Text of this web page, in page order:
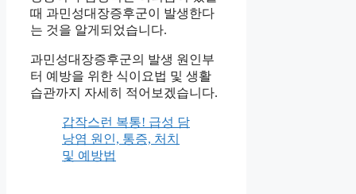
때 과민성대장증후군이 발생한다
는 것을 알게되었습니다.
과민성대장증후군의 발생 원인부
터 예방을 위한 식이요법 및 생활
습관까지 자세히 적어보겠습니다.
갑작스런 복통! 급성 담
낭염 원인, 통증, 처치
및 예방법